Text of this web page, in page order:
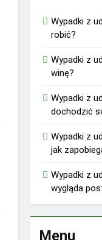
Wypadki z
robić?
Wypadki z
winę?
Wypadki z
dochodzić
Wypadki z
jak
Wypadki z
wygląda
Menu